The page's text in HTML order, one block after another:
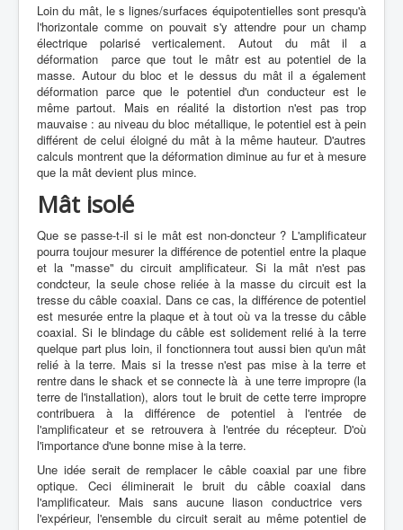
Loin du mât, le s lignes/surfaces équipotentielles sont presqu'à
l'horizontale comme on pouvait s'y attendre pour un champ
électrique polarisé verticalement. Autout du mât il a
déformation parce que tout le mâtr est au potentiel de la
masse. Autour du bloc et le dessus du mât il a également
déformation parce que le potentiel d'un conducteur est le
même partout. Mais en réalité la distortion n'est pas trop
mauvaise : au niveau du bloc métallique, le potentiel est à pein
différent de celui éloigné du mât à la même hauteur. D'autres
calculs montrent que la déformation diminue au fur et à mesure
que la mât devient plus mince.
Mât isolé
Que se passe-t-il si le mât est non-doncteur ? L'amplificateur
pourra toujour mesurer la différence de potentiel entre la plaque
et la "masse" du circuit amplificateur. Si la mât n'est pas
condcteur, la seule chose reliée à la masse du circuit est la
tresse du câble coaxial. Dans ce cas, la différence de potentiel
est mesurée entre la plaque et à tout où va la tresse du câble
coaxial. Si le blindage du câble est solidement relié à la terre
quelque part plus loin, il fonctionnera tout aussi bien qu'un mât
relié à la terre. Mais si la tresse n'est pas mise à la terre et
rentre dans le shack et se connecte là à une terre impropre (la
terre de l'installation), alors tout le bruit de cette terre impropre
contribuera à la différence de potentiel à l'entrée de
l'amplificateur et se retrouvera à l'entrée du récepteur. D'où
l'importance d'une bonne mise à la terre.
Une idée serait de remplacer le câble coaxial par une fibre
optique. Ceci éliminerait le bruit du câble coaxial dans
l'amplificateur. Mais sans aucune liason conductrice vers
l'expérieur, l'ensemble du circuit serait au même potentiel de